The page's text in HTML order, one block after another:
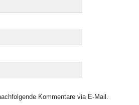
Kommentare via E-Mail.